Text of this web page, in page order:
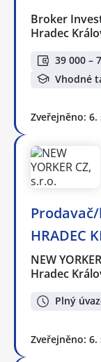
Broker
Hradec
39 000 –
Vhodné
Zveřejněno: 6.
Prodavač/
HRADEC
NEW
Hradec
Plný
Zveřejněno: 6.